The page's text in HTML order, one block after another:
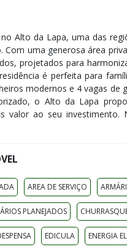
Alto da Lapa, uma das
uma generosa área
projetados para
é perfeita para
modernos e 4 vagas
o Alto da Lapa
valor ao seu
AREA DE SERVIÇO
PLANEJADOS
EDICULA ENERGIA